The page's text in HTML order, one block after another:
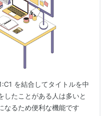
を結合してタイトルを中
したことがある人は多いと
なるため便利な機能です